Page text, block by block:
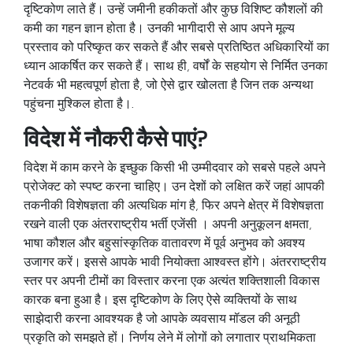
दृष्टिकोण लाते हैं। उन्हें जमीनी हकीकतों और कुछ विशिष्ट कौशलों की
कमी का गहन ज्ञान होता है। उनकी भागीदारी से आप अपने मूल्य
प्रस्ताव को परिष्कृत कर सकते हैं और सबसे प्रतिष्ठित अधिकारियों का
ध्यान आकर्षित कर सकते हैं। साथ ही, वर्षों के सहयोग से निर्मित उनका
नेटवर्क भी महत्वपूर्ण होता है, जो ऐसे द्वार खोलता है जिन तक अन्यथा
पहुंचना मुश्किल होता है।.
विदेश में नौकरी कैसे पाएं?
विदेश में काम करने के इच्छुक किसी भी उम्मीदवार को सबसे पहले अपने
प्रोजेक्ट को स्पष्ट करना चाहिए। उन देशों को लक्षित करें जहां आपकी
तकनीकी विशेषज्ञता की अत्यधिक मांग है, फिर अपने क्षेत्र में विशेषज्ञता
रखने वाली एकअंतरराष्ट्रीय भर्ती एजेंसी । अपनी अनुकूलन क्षमता,
भाषा कौशल और बहुसांस्कृतिक वातावरण में पूर्व अनुभव को अवश्य
उजागर करें। इससे आपके भावी नियोक्ता आश्वस्त होंगे। अंतरराष्ट्रीय
स्तर पर अपनी टीमों का विस्तार करना एक अत्यंत शक्तिशाली विकास
कारक बना हुआ है। इस दृष्टिकोण के लिए ऐसे व्यक्तियों के साथ
साझेदारी करना आवश्यक है जो आपके व्यवसाय मॉडल की अनूठी
प्रकृति को समझते हों। निर्णय लेने में लोगों को लगातार प्राथमिकता